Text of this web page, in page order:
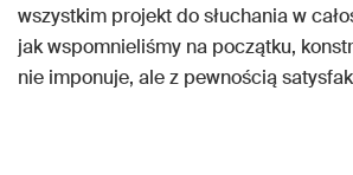
wszystkim projekt do słuchania w
jak wspomnieliśmy na początku,
nie imponuje, ale z pewnością